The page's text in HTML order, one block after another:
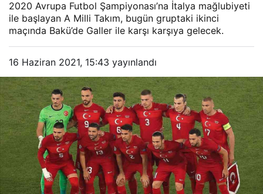
2020 Avrupa Futbol Şampiyonası’na İtalya mağlubiyeti
ile başlayan A Milli Takım, bugün gruptaki ikinci
maçında Bakü’de Galler ile karşı karşıya gelecek.
16 Haziran 2021, 15:43 yayınlandı